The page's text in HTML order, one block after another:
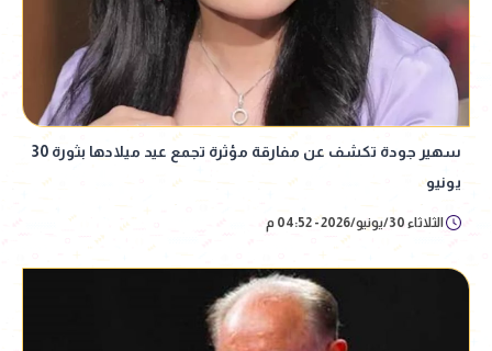
سهير جودة تكشف عن مفارقة مؤثرة تجمع عيد ميلادها بثورة 30
يونيو
الثلاثاء 30/يونيو/2026 - 04:52 م